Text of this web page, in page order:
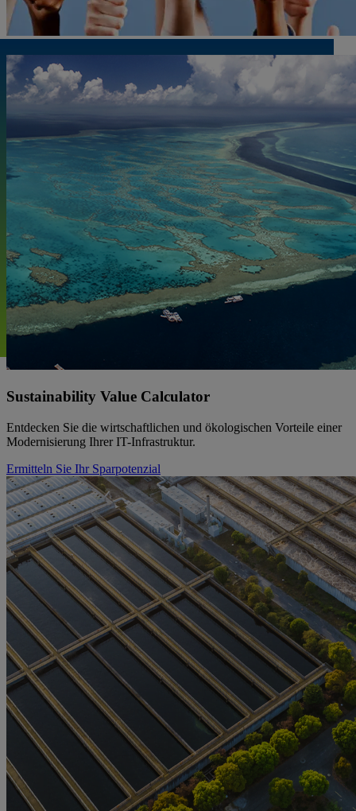
Sustainability Value Calculator
Entdecken Sie die wirtschaftlichen und ökologischen Vorteile einer
Modernisierung Ihrer IT-Infrastruktur.
Ermitteln Sie Ihr Sparpotenzial